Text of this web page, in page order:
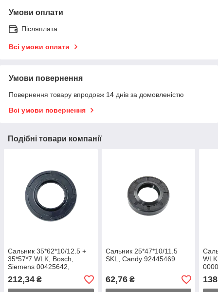
Умови оплати
Післяплата
Всі умови оплати
Умови повернення
Повернення товару впродовж 14 днів за домовленістю
Всі умови повернення
Подібні товари компанії
Сальник 35*62*10/12.5 +
35*57*7 WLK, Bosch,
Siemens 00425642,
00587315
212,34 ₴
Сальник 25*47*10/11.5
SKL, Candy 92445469
62,76₴